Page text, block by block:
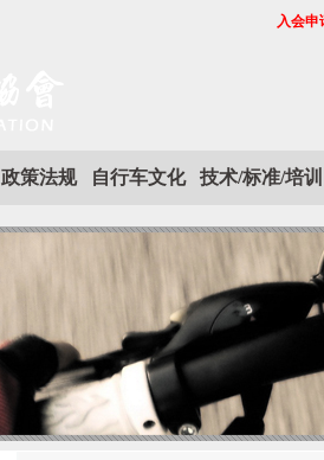
入会申
政策法规 自行车文化 技术/标准/培训